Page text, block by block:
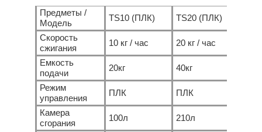
Предметы /
Модель
TS10 (ПЛК) TS20 (ПЛК)
Скорость
сжигания
10 кг / час 20 кг / час
Емкость
подачи
20кг 40кг
Режим
управления
ПЛК ПЛК
Камера
сгорания
100л 210л